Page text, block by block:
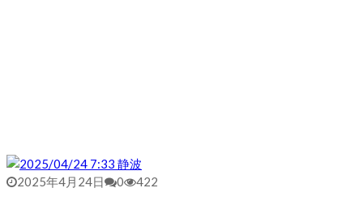
2025年4月24日 0 422